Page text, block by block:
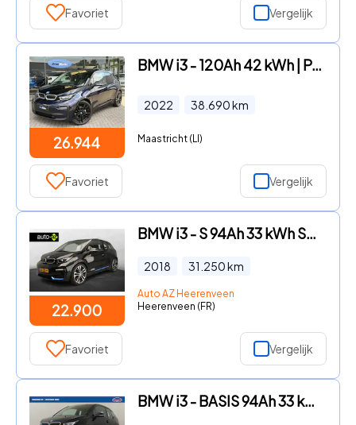
Favoriet Vergelijk
26.944
BMW i3 - 120Ah 42 kWh | Panorama | H&K | SOH 97% | Carplay | Camera |
2022 38.690km
Maastricht (LI)
Favoriet Vergelijk
22.900
BMW i3 - S 94Ah 33 kWh SoH 89, 7% | Schuifdak | Harman/Kardon | Warmt
2018 31.250km
Auto AZ Heerenveen
Heerenveen (FR)
Favoriet Vergelijk
BMW i3 - BASIS 94Ah 33 kWh -CAMERA|NAVI|STOELVERW.|WARMTEPOMP|19"